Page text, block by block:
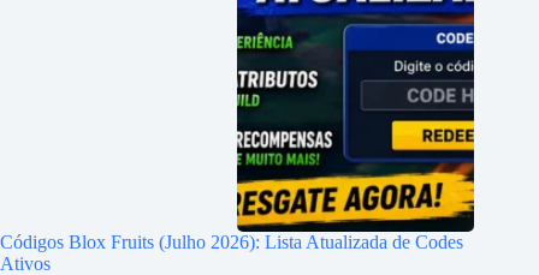
Códigos Blox Fruits (Julho 2026): Lista Atualizada de Codes
Ativos